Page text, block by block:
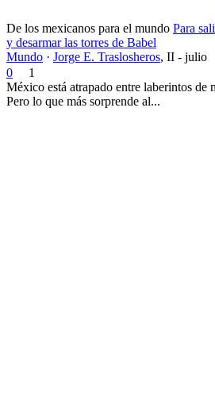
De los mexicanos para el mundo Para
y desarmar las torres de Babel
Mundo · Jorge E. Traslosheros, II - julio
0
1
México está atrapado entre laberintos de
Pero lo que más sorprende al...